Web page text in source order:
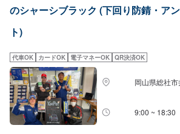
のシャーシブラック (下回り防錆・ア
ト)
代車OK カードOK 電子マネーOK QR決済OK
岡山県総社
9:00 ~ 18:30